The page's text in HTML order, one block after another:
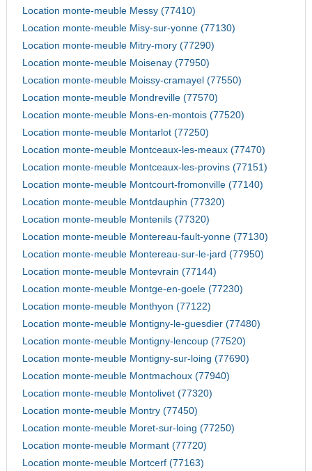
Location monte-meuble Messy (77410)
Location monte-meuble Misy-sur-yonne (77130)
Location monte-meuble Mitry-mory (77290)
Location monte-meuble Moisenay (77950)
Location monte-meuble Moissy-cramayel (77550)
Location monte-meuble Mondreville (77570)
Location monte-meuble Mons-en-montois (77520)
Location monte-meuble Montarlot (77250)
Location monte-meuble Montceaux-les-meaux (77470)
Location monte-meuble Montceaux-les-provins (77151)
Location monte-meuble Montcourt-fromonville (77140)
Location monte-meuble Montdauphin (77320)
Location monte-meuble Montenils (77320)
Location monte-meuble Montereau-fault-yonne (77130)
Location monte-meuble Montereau-sur-le-jard (77950)
Location monte-meuble Montevrain (77144)
Location monte-meuble Montge-en-goele (77230)
Location monte-meuble Monthyon (77122)
Location monte-meuble Montigny-le-guesdier (77480)
Location monte-meuble Montigny-lencoup (77520)
Location monte-meuble Montigny-sur-loing (77690)
Location monte-meuble Montmachoux (77940)
Location monte-meuble Montolivet (77320)
Location monte-meuble Montry (77450)
Location monte-meuble Moret-sur-loing (77250)
Location monte-meuble Mormant (77720)
Location monte-meuble Mortcerf (77163)